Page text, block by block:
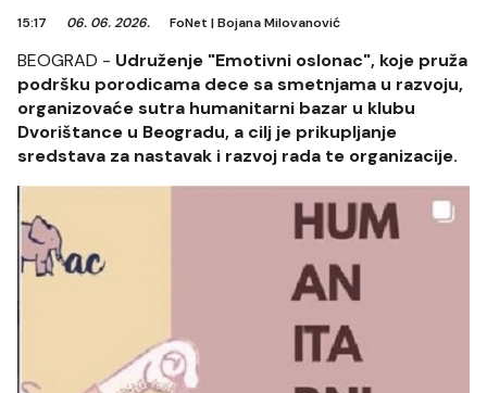
15:17 06. 06. 2026. FoNet |Bojana Milovanović
BEOGRAD - Udruženje "Emotivni oslonac", koje pruža
podršku porodicama dece sa smetnjama u razvoju,
organizovaće sutra humanitarni bazar u klubu
Dvorištance u Beogradu, a cilj je prikupljanje
sredstava za nastavak i razvoj rada te organizacije.